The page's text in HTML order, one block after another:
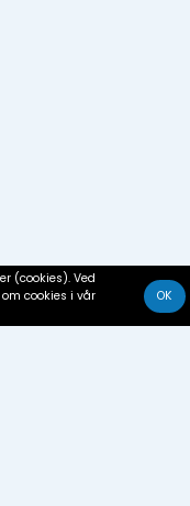
(cookies). Ved
cookies i vår
OK